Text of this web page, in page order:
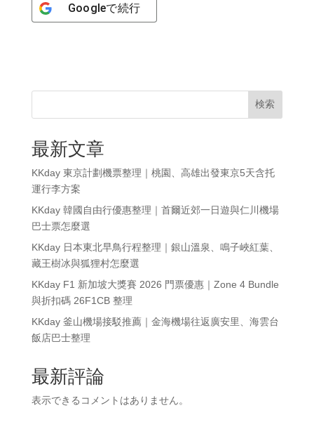
Googleで続行
検索
最新文章
KKday 東京計劃機票整理｜桃園、高雄出發東京5天含托
運行李方案
KKday 韓國自由行優惠整理｜首爾近郊一日遊與仁川機場
巴士票怎麼選
KKday 日本東北早鳥行程整理｜銀山溫泉、鳴子峽紅葉、
藏王樹冰與狐狸村怎麼選
KKday F1 新加坡大獎賽 2026 門票優惠｜Zone 4 Bundle
與折扣碼 26F1CB 整理
KKday 釜山機場接駁推薦｜金海機場往返廣安里、海雲台
飯店巴士整理
最新評論
表示できるコメントはありません。